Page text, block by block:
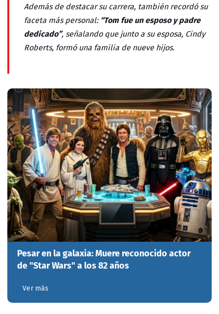
Además de destacar su carrera, también recordó su
faceta más personal: “Tom fue un esposo y padre
dedicado”, señalando que junto a su esposa, Cindy
Roberts, formó una familia de nueve hijos.
Pesar en la galaxia: Muere reconocido actor
de "Star Wars" a los 82 años
Ver más